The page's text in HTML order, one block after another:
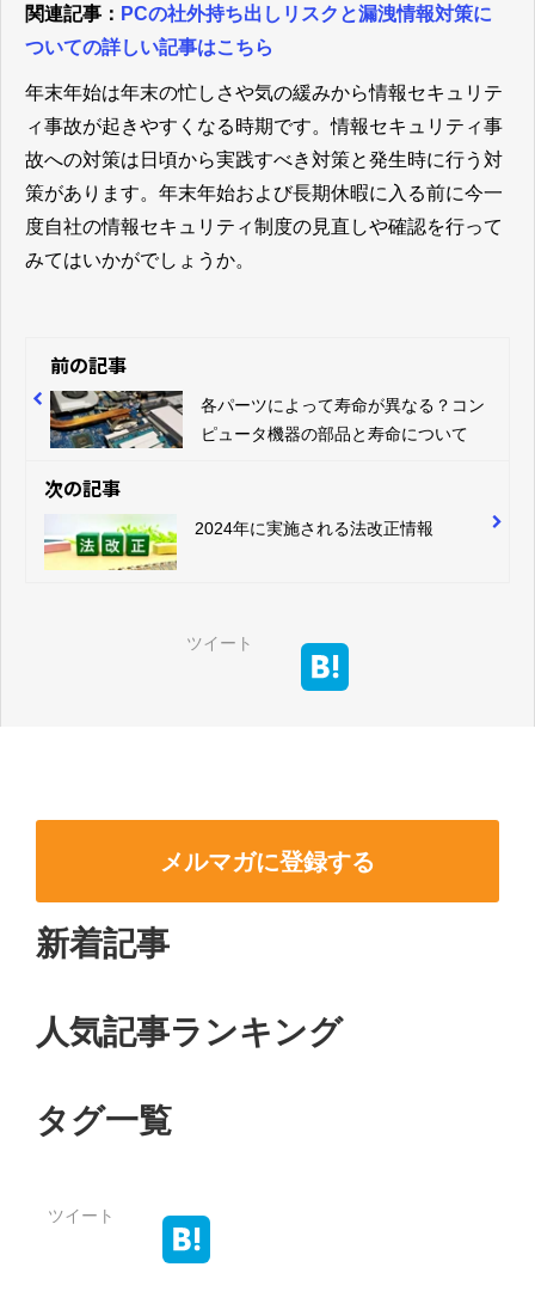
関連記事： PCの社外持ち出しリスクと漏洩情報対策に
ついての詳しい記事はこちら
年末年始は年末の忙しさや気の緩みから情報セキュリテ
ィ事故が起きやすくなる時期です。情報セキュリティ事
故への対策は日頃から実践すべき対策と発生時に行う対
策があります。年末年始および長期休暇に入る前に今一
度自社の情報セキュリティ制度の見直しや確認を行って
みてはいかがでしょうか。
前の記事
各パーツによって寿命が異なる？コン
ピュータ機器の部品と寿命について
次の記事
2024年に実施される法改正情報
ツイート
メルマガに登録する
新着記事
人気記事ランキング
タグ一覧
ツイート